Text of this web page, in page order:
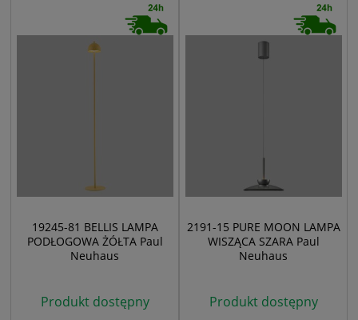
19245-81 BELLIS LAMPA
PODŁOGOWA ŻÓŁTA Paul
Neuhaus
Produkt dostępny
2191-15 PURE MOON LAMPA
WISZĄCA SZARA Paul
Neuhaus
Produkt dostępny